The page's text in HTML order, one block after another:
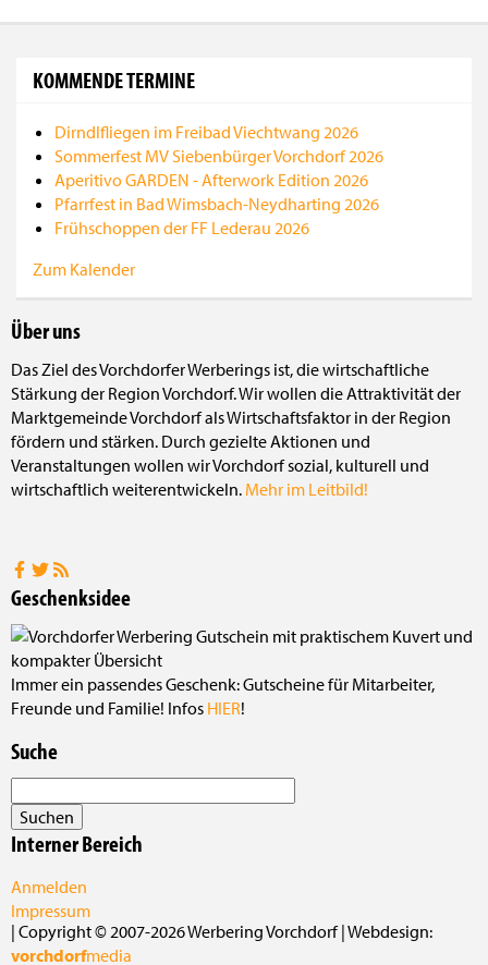
KOMMENDE TERMINE
Dirndlfliegen im Freibad Viechtwang 2026
Sommerfest MV Siebenbürger Vorchdorf 2026
Aperitivo GARDEN - Afterwork Edition 2026
Pfarrfest in Bad Wimsbach-Neydharting 2026
Frühschoppen der FF Lederau 2026
Zum Kalender
Über uns
Das Ziel des Vorchdorfer Werberings ist, die wirtschaftliche
Stärkung der Region Vorchdorf. Wir wollen die Attraktivität der
Marktgemeinde Vorchdorf als Wirtschaftsfaktor in der Region
fördern und stärken. Durch gezielte Aktionen und
Veranstaltungen wollen wir Vorchdorf sozial, kulturell und
wirtschaftlich weiterentwickeln. Mehr im Leitbild!
Geschenksidee
Immer ein passendes Geschenk: Gutscheine für Mitarbeiter,
Freunde und Familie! Infos HIER!
Suche
Interner Bereich
Anmelden
Impressum
| Copyright © 2007-2026 Werbering Vorchdorf | Webdesign:
vorchdorfmedia